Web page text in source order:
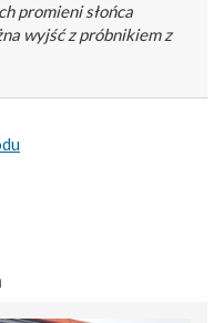
promieni słońca
wyjść z próbnikiem z